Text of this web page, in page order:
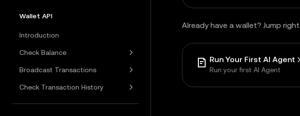
Wallet API
Introduction
Check Balance
Broadcast Transactions
Check Transaction History
Already have a wallet? Jump right
Run Your First AI Agent
Run your first AI Agent